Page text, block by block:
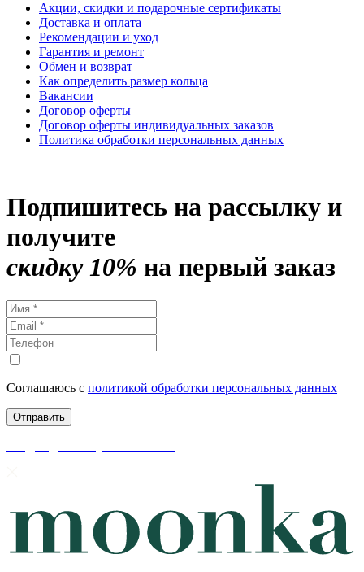
Акции, скидки и подарочные сертификаты
Доставка и оплата
Рекомендации и уход
Гарантия и ремонт
Обмен и возврат
Как определить размер кольца
Вакансии
Договор оферты
Договор оферты индивидуальных заказов
Политика обработки персональных данных
Подпишитесь на рассылку и
получите
скидку 10% на первый заказ
Соглашаюсь с политикой обработки персональных данных